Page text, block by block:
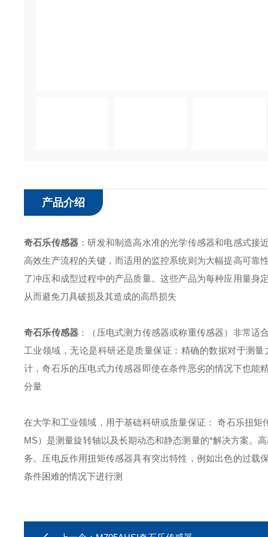
产品介绍
奇石乐传感器 ：研发和制造高水准的光学传感器和电感式
高效生产流程的关键，而适用的监控系统则为大幅提高可靠
了冲压和成型过程中的产品质量。这些产品为每种应用量身
从而避免刀具破损及其造成的高昂损失
奇石乐传感器 ：（压电式测力传感器或称重传感器）非常
工业领域，无论是科研还是质量保证：精确的数据对于测
计，奇石乐的压电式力传感器即使在条件恶劣的情况下也能
分量
在大学和工业领域，用于基础科研或质量保证： 奇石乐扭
MS）是测量旋转轴以及长期动态和静态测量的*解决方案。
务。压电反作用扭矩传感器具有突出特性，例如出色的过载
条件困难的情况下进行测